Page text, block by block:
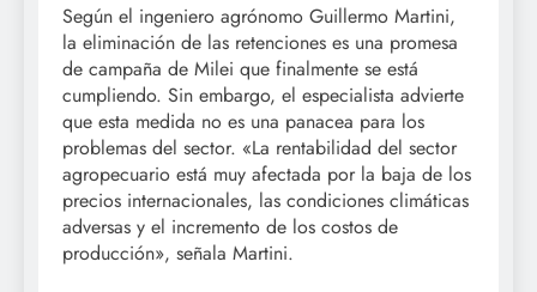
Según el ingeniero agrónomo Guillermo Martini,
la eliminación de las retenciones es una promesa
de campaña de Milei que finalmente se está
cumpliendo. Sin embargo, el especialista advierte
que esta medida no es una panacea para los
problemas del sector. «La rentabilidad del sector
agropecuario está muy afectada por la baja de los
precios internacionales, las condiciones climáticas
adversas y el incremento de los costos de
producción», señala Martini.